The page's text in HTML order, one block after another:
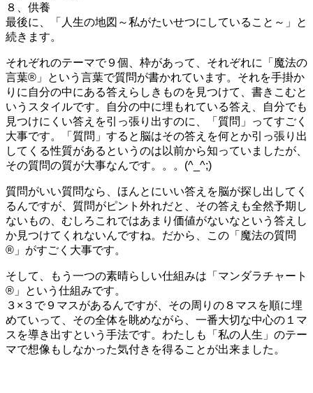
８、供養
最後に、「人生の地図～私がたいせつにしていること～」と
続きます。
それぞれのテーマで９個、枠があって、それぞれに「魔法の
言葉®」という言葉で質問が書かれています。それを手掛か
りに自分の中にある答えらしきものを見つけて、書きこむと
いうスタイルです。自分の中に埋もれている答え、自分でも
見つけにくい答えを引っ張り出すのに、「質問」ってすごく
大事です。「質問」すると脳はその答えを何とか引っ張り出
してくる性質があるというのは以前から知っていましたが、
その質問の質が大事なんです。。。(^_^;)
質問がいい質問なら、ほんとにいい答えを脳が探し出してく
るんですが、質問がピント外れだと、その答えも全然予期し
ないもの、むしろこれではあまり価値がないなという答えし
か見つけてくれないんですね。だから、この「魔法の質問
®」がすごく大事です。
そして、もう一つの素晴らしい仕組みは「マンダラチャート
®」という仕組みです。
３×３で９マスがあるんですが、その周りの８マスを順に埋
めていって、その全体を眺めながら、一番大切な中心の１マ
スを導き出すという手法です。わたしも「私の人生」のテー
マで想像もしなかった気付きを得ることが出来ました。